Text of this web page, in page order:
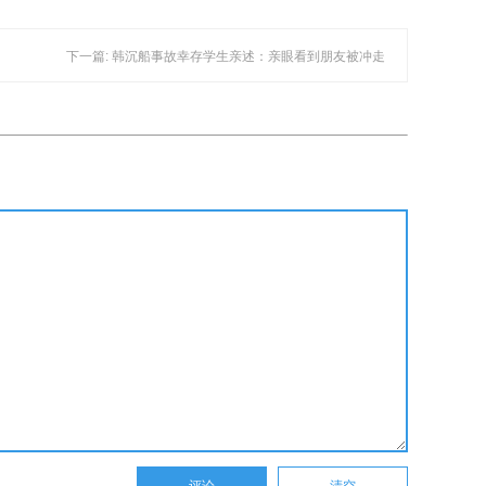
下一篇: 韩沉船事故幸存学生亲述：亲眼看到朋友被冲走